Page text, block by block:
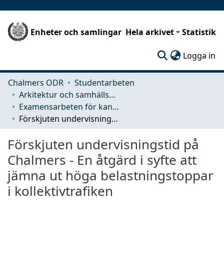
Enheter och samlingar Hela arkivet Statistik
Logga in
Chalmers ODR
Studentarbeten
Arkitektur och samhällsbyggnadsteknik (ACE)
Examensarbeten för kandidatexamen
Förskjuten undervisningstid på Chalmers - En åtgärd i syfte att jämna ut höga belastningstoppar i kollektivtrafiken
Förskjuten undervisningstid på
Chalmers - En åtgärd i syfte att
jämna ut höga belastningstoppar
i kollektivtrafiken